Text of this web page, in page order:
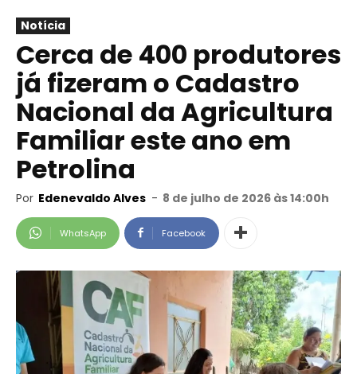
Notícia
Cerca de 400 produtores
já fizeram o Cadastro
Nacional da Agricultura
Familiar este ano em
Petrolina
Por Edenevaldo Alves - 8 de julho de 2026 às 14:00h
WhatsApp Facebook